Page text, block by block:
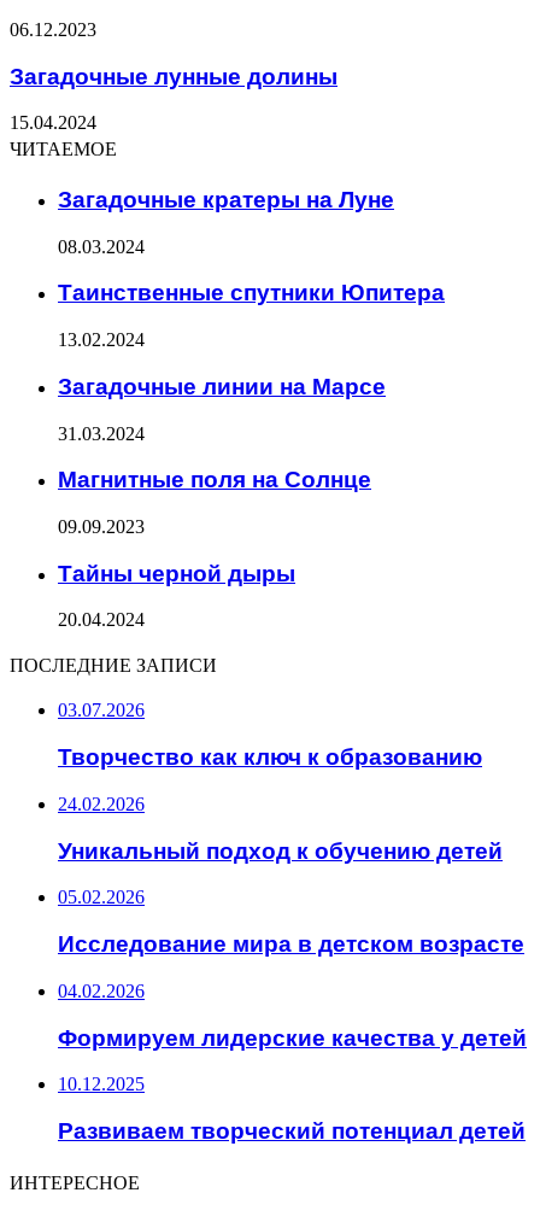
06.12.2023
Загадочные лунные долины
15.04.2024
ЧИТАЕМОЕ
Загадочные кратеры на Луне
08.03.2024
Таинственные спутники Юпитера
13.02.2024
Загадочные линии на Марсе
31.03.2024
Магнитные поля на Солнце
09.09.2023
Тайны черной дыры
20.04.2024
ПОСЛЕДНИЕ ЗАПИСИ
03.07.2026
Творчество как ключ к образованию
24.02.2026
Уникальный подход к обучению детей
05.02.2026
Исследование мира в детском возрасте
04.02.2026
Формируем лидерские качества у детей
10.12.2025
Развиваем творческий потенциал детей
ИНТЕРЕСНОЕ